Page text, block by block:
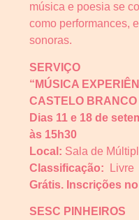
música e poesia se
como performances,
sonoras.
SERVIÇO
“MÚSICA
CASTELO BRANCO
Dias 11 e 18 de
às 15h30
Local: Sala de
Classificação: Livre
Grátis. Inscrições no
SESC PINHEIROS